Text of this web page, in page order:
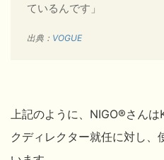
ているんです」
出典： VOGUE
上記のように、NIGO®さんは
クディレクター就任に対し、